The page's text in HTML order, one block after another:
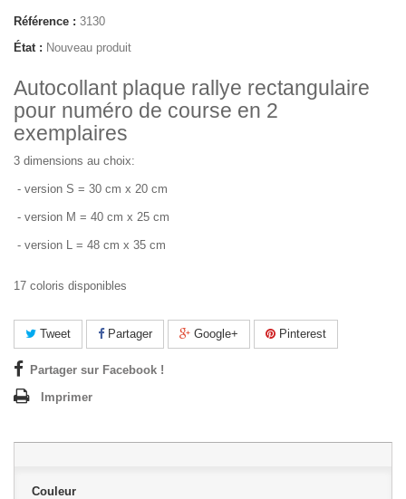
Référence : 3130
État : Nouveau produit
Autocollant plaque rallye rectangulaire
pour numéro de course en 2
exemplaires
3 dimensions au choix:
- version S = 30 cm x 20 cm
- version M = 40 cm x 25 cm
- version L = 48 cm x 35 cm
17 coloris disponibles
Tweet Partager Google+ Pinterest
Partager sur Facebook !
Imprimer
Couleur